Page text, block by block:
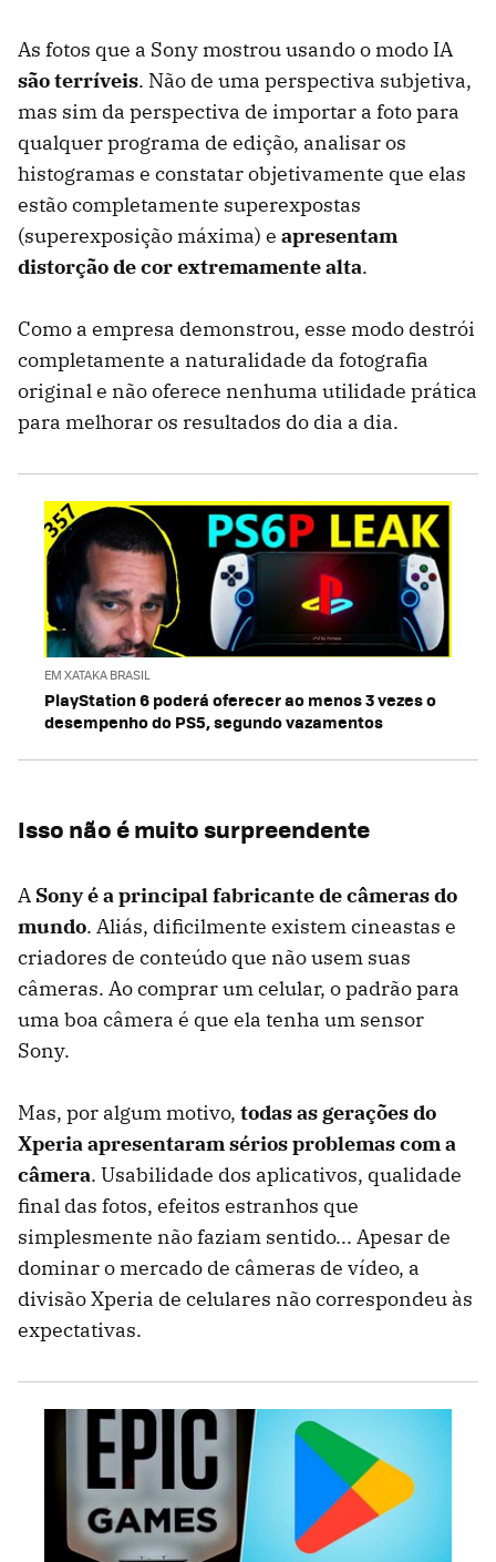
As fotos que a Sony mostrou usando o modo IA
são terríveis. Não de uma perspectiva subjetiva,
mas sim da perspectiva de importar a foto para
qualquer programa de edição, analisar os
histogramas e constatar objetivamente que elas
estão completamente superexpostas
(superexposição máxima) e apresentam
distorção de cor extremamente alta.
Como a empresa demonstrou, esse modo destrói
completamente a naturalidade da fotografia
original e não oferece nenhuma utilidade prática
para melhorar os resultados do dia a dia.
EM XATAKA BRASIL
PlayStation 6 poderá oferecer ao menos 3 vezes o
desempenho do PS5, segundo vazamentos
Isso não é muito surpreendente
A Sony é a principal fabricante de câmeras do
mundo. Aliás, dificilmente existem cineastas e
criadores de conteúdo que não usem suas
câmeras. Ao comprar um celular, o padrão para
uma boa câmera é que ela tenha um sensor
Sony.
Mas, por algum motivo, todas as gerações do
Xperia apresentaram sérios problemas com a
câmera. Usabilidade dos aplicativos, qualidade
final das fotos, efeitos estranhos que
simplesmente não faziam sentido... Apesar de
dominar o mercado de câmeras de vídeo, a
divisão Xperia de celulares não correspondeu às
expectativas.